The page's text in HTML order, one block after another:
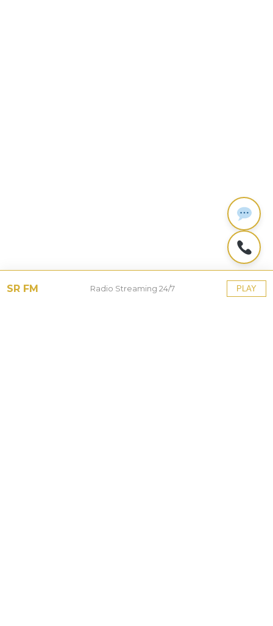
SR FM Radio Streaming 24/7 PLAY